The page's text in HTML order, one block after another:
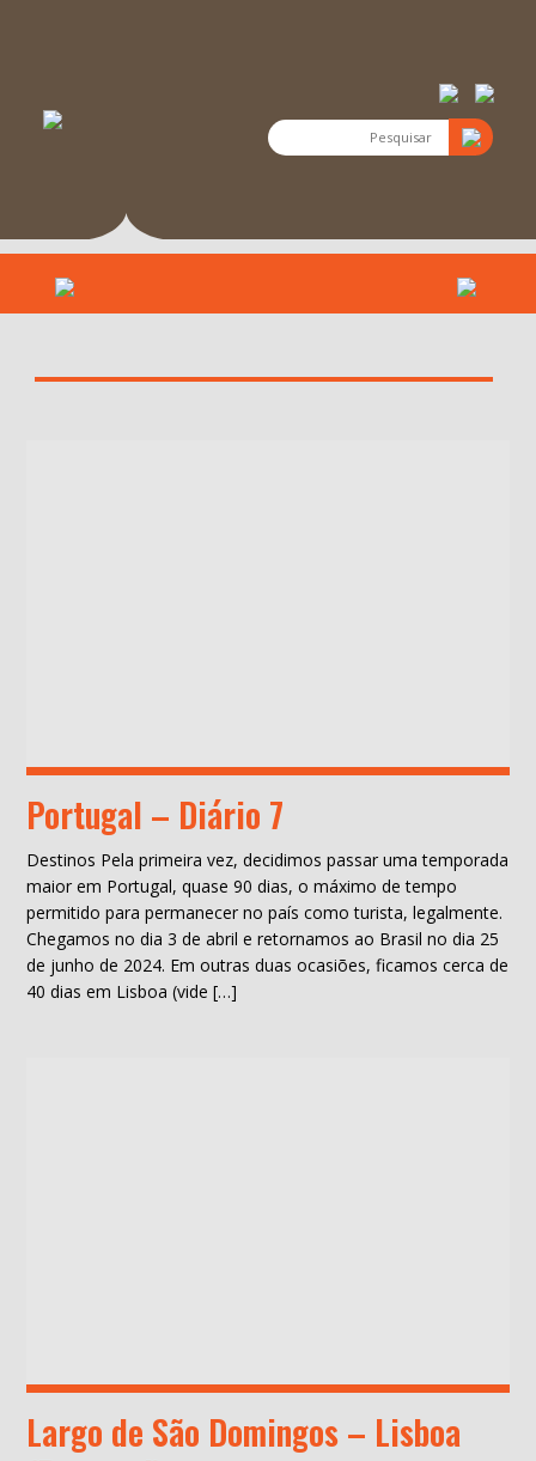
Portugal – Diário 7
Destinos Pela primeira vez, decidimos passar uma temporada
maior em Portugal, quase 90 dias, o máximo de tempo
permitido para permanecer no país como turista, legalmente.
Chegamos no dia 3 de abril e retornamos ao Brasil no dia 25
de junho de 2024. Em outras duas ocasiões, ficamos cerca de
40 dias em Lisboa (vide […]
Largo de São Domingos – Lisboa